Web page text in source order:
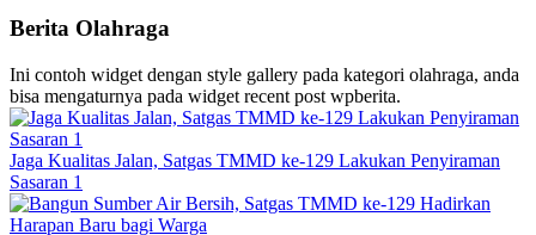
Berita Olahraga
Ini contoh widget dengan style gallery pada kategori olahraga, anda
bisa mengaturnya pada widget recent post wpberita.
Jaga Kualitas Jalan, Satgas TMMD ke-129 Lakukan Penyiraman
Sasaran 1